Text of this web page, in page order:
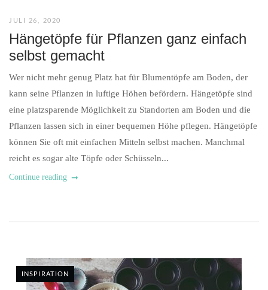
JULI 26, 2020
Hängetöpfe für Pflanzen ganz einfach
selbst gemacht
Wer nicht mehr genug Platz hat für Blumentöpfe am Boden, der
kann seine Pflanzen in luftige Höhen befördern. Hängetöpfe sind
eine platzsparende Möglichkeit zu Standorten am Boden und die
Pflanzen lassen sich in einer bequemen Höhe pflegen. Hängetöpfe
können Sie oft mit einfachen Mitteln selbst machen. Manchmal
reicht es sogar alte Töpfe oder Schüsseln...
Continue reading
INSPIRATION